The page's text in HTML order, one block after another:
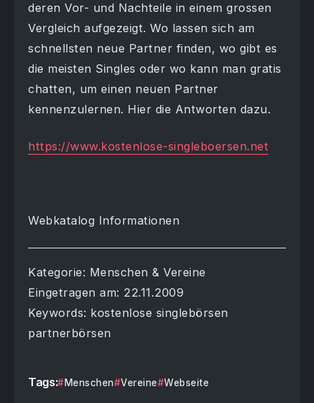
deren Vor- und Nachteile in einem grossen
Vergleich aufgezeigt. Wo lassen sich am
schnellsten neue Partner finden, wo gibt es
die meisten Singles oder wo kann man gratis
chatten, um einen neuen Partner
kennenzulernen. Hier die Antworten dazu.
https://www.kostenlose-singleboersen.net
Webkatalog Informationen
Kategorie: Menschen & Vereine
Eingetragen am: 22.11.2009
Keywords: kostenlose singlebörsen
partnerbörsen
Tags: Menschen Vereine Webseite